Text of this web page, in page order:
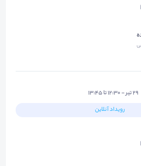
۲۹ تیر - ۱۲:۳۰ تا ۱۳:۴۵
رویداد آنلاین